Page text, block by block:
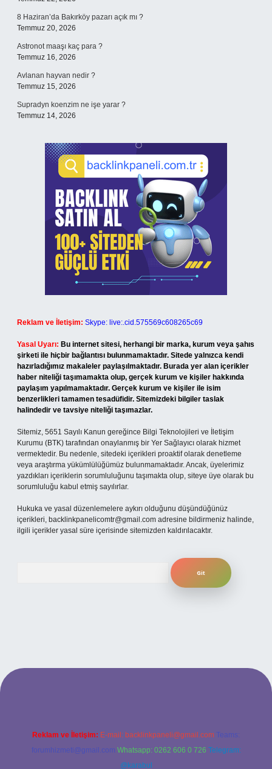
8 Haziran’da Bakırköy pazarı açık mı ?
Temmuz 20, 2026
Astronot maaşı kaç para ?
Temmuz 16, 2026
Avlanan hayvan nedir ?
Temmuz 15, 2026
Supradyn koenzim ne işe yarar ?
Temmuz 14, 2026
Reklam ve İletişim: Skype: live:.cid.575569c608265c69
Yasal Uyarı: Bu internet sitesi, herhangi bir marka, kurum veya şahıs
şirketi ile hiçbir bağlantısı bulunmamaktadır. Sitede yalnızca kendi
hazırladığımız makaleler paylaşılmaktadır. Burada yer alan içerikler
haber niteliği taşımamakta olup, gerçek kurum ve kişiler hakkında
paylaşım yapılmamaktadır. Gerçek kurum ve kişiler ile isim
benzerlikleri tamamen tesadüfidir. Sitemizdeki bilgiler taslak
halindedir ve tavsiye niteliği taşımazlar.
Sitemiz, 5651 Sayılı Kanun gereğince Bilgi Teknolojileri ve İletişim
Kurumu (BTK) tarafından onaylanmış bir Yer Sağlayıcı olarak hizmet
vermektedir. Bu nedenle, sitedeki içerikleri proaktif olarak denetleme
veya araştırma yükümlülüğümüz bulunmamaktadır. Ancak, üyelerimiz
yazdıkları içeriklerin sorumluluğunu taşımakta olup, siteye üye olarak bu
sorumluluğu kabul etmiş sayılırlar.
Hukuka ve yasal düzenlemelere aykırı olduğunu düşündüğünüz
içerikleri, backlinkpanelicomtr@gmail.com adresine bildirmeniz halinde,
ilgili içerikler yasal süre içerisinde sitemizden kaldırılacaktır.
Reklam ve İletişim: E-mail: backlinkpaneli@gmail.com Teams:
forumhizmeti@gmail.com Whatsapp: 0262 606 0 726 Telegram:
@karabul